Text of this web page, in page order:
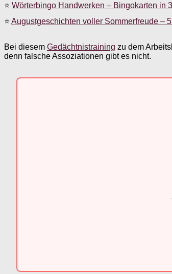
⭐ Wörterbingo Handwerken – Bingokarten in
⭐ Augustgeschichten voller Sommerfreude –
Bei diesem Gedächtnistraining zu dem
denn falsche Assoziationen gibt es nicht.